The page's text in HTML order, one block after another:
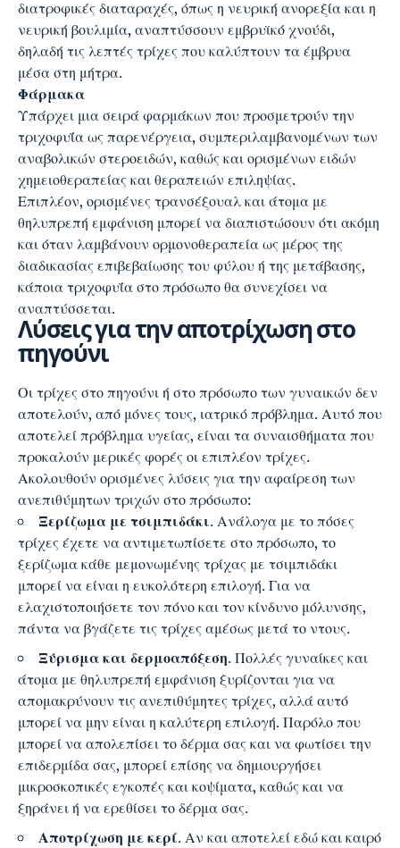
διατροφικές διαταραχές, όπως η νευρική ανορεξία και η
νευρική βουλιμία, αναπτύσσουν εμβρυϊκό χνούδι,
δηλαδή τις λεπτές τρίχες που καλύπτουν τα έμβρυα
μέσα στη μήτρα.
Φάρμακα
Υπάρχει μια σειρά φαρμάκων που προσμετρούν την
τριχοφυΐα ως παρενέργεια, συμπεριλαμβανομένων των
αναβολικών στεροειδών, καθώς και ορισμένων ειδών
χημειοθεραπείας και θεραπειών επιληψίας.
Επιπλέον, ορισμένες τρανσέξουαλ και άτομα με
θηλυπρεπή εμφάνιση μπορεί να διαπιστώσουν ότι ακόμη
και όταν λαμβάνουν ορμονοθεραπεία ως μέρος της
διαδικασίας επιβεβαίωσης του φύλου ή της μετάβασης,
κάποια τριχοφυΐα στο πρόσωπο θα συνεχίσει να
αναπτύσσεται.
Λύσεις για την αποτρίχωση στο
πηγούνι
Οι τρίχες στο πηγούνι ή στο πρόσωπο των γυναικών δεν
αποτελούν, από μόνες τους, ιατρικό πρόβλημα. Αυτό που
αποτελεί πρόβλημα υγείας, είναι τα συναισθήματα που
προκαλούν μερικές φορές οι επιπλέον τρίχες.
Ακολουθούν ορισμένες λύσεις για την αφαίρεση των
ανεπιθύμητων τριχών στο πρόσωπο:
Ξερίζωμα με τσιμπιδάκι. Ανάλογα με το πόσες
τρίχες έχετε να αντιμετωπίσετε στο πρόσωπο, το
ξερίζωμα κάθε μεμονωμένης τρίχας με τσιμπιδάκι
μπορεί να είναι η ευκολότερη επιλογή. Για να
ελαχιστοποιήσετε τον πόνο και τον κίνδυνο μόλυνσης,
πάντα να βγάζετε τις τρίχες αμέσως μετά το ντους.
Ξύρισμα και δερμοαπόξεση. Πολλές γυναίκες και
άτομα με θηλυπρεπή εμφάνιση ξυρίζονται για να
απομακρύνουν τις ανεπιθύμητες τρίχες, αλλά αυτό
μπορεί να μην είναι η καλύτερη επιλογή. Παρόλο που
μπορεί να απολεπίσει το δέρμα σας και να φωτίσει την
επιδερμίδα σας, μπορεί επίσης να δημιουργήσει
μικροσκοπικές εγκοπές και κοψίματα, καθώς και να
ξηράνει ή να ερεθίσει το δέρμα σας.
Αποτρίχωση με κερί. Αν και αποτελεί εδώ και καιρό